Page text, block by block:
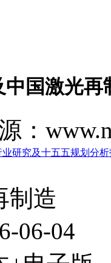
中国激光
：
业研究及十五五规划分
制造
06-04